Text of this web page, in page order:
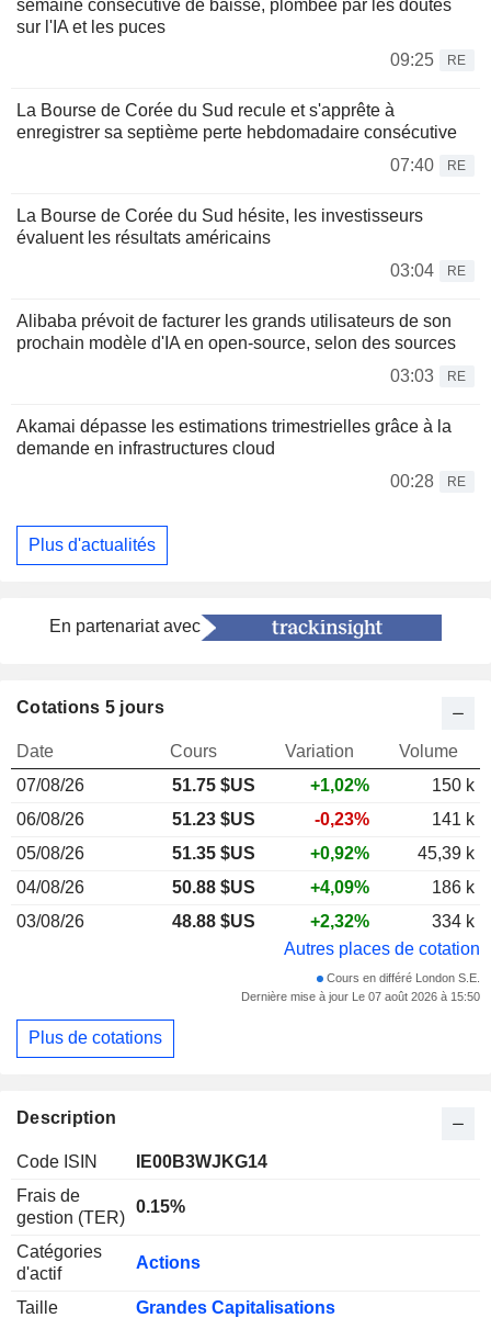
semaine consécutive de baisse, plombée par les doutes
sur l'IA et les puces
09:25
RE
La Bourse de Corée du Sud recule et s'apprête à
enregistrer sa septième perte hebdomadaire consécutive
07:40
RE
La Bourse de Corée du Sud hésite, les investisseurs
évaluent les résultats américains
03:04
RE
Alibaba prévoit de facturer les grands utilisateurs de son
prochain modèle d'IA en open-source, selon des sources
03:03
RE
Akamai dépasse les estimations trimestrielles grâce à la
demande en infrastructures cloud
00:28
RE
Plus d'actualités
En partenariat avec
Cotations 5 jours
Date Cours Variation
Volume
07/08/26
51.75 $US +1,02%
150 k
06/08/26
51.23 $US -0,23%
141 k
05/08/26
51.35 $US +0,92%
45,39 k
04/08/26
50.88 $US +4,09%
186 k
03/08/26
48.88 $US +2,32%
334 k
Autres places de cotation
Cours en différé London S.E.
Dernière mise à jour Le 07 août 2026 à 15:50
Plus de cotations
Description
Code ISIN
IE00B3WJKG14
Frais de
gestion (TER)
0.15%
Catégories
d'actif
Actions
Taille
Grandes Capitalisations